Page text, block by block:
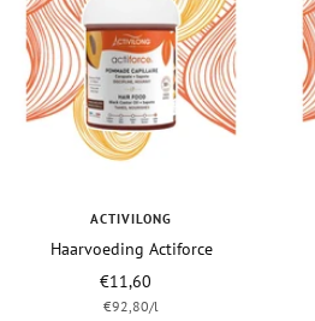
ACTIVILONG
Haarvoeding Actiforce
Vraagprijs
€11,60
€92,80/l